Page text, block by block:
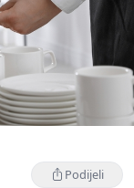
Podijeli